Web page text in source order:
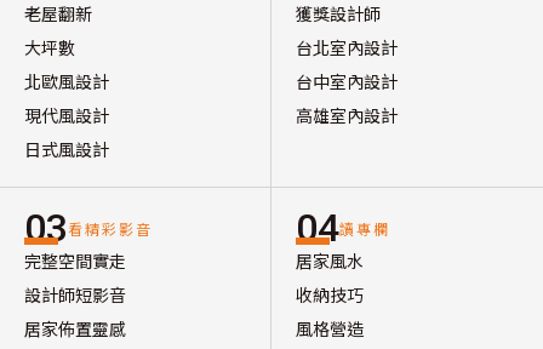
老屋翻新
大坪數
北歐風設計
現代風設計
日式風設計
獲獎設計師
台北室內設計
台中室內設計
高雄室內設計
03看精彩影音
完整空間實走
設計師短影音
居家佈置靈感
04讀專欄
居家風水
收納技巧
風格營造